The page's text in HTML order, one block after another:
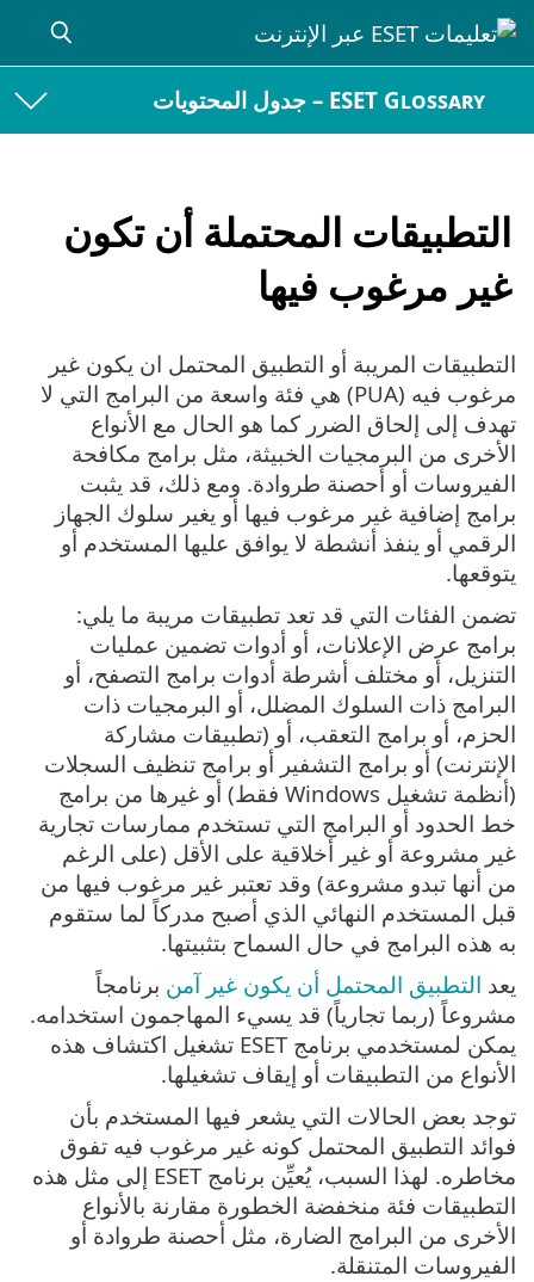
ESET Glossary – جدول المحتويات
التطبيقات المحتملة أن تكون
غير مرغوب فيها
التطبيقات المريبة أو التطبيق المحتمل ان يكون غير
مرغوب فيه (PUA) هي فئة واسعة من البرامج التي لا
تهدف إلى إلحاق الضرر كما هو الحال مع الأنواع
الأخرى من البرمجيات الخبيثة، مثل برامج مكافحة
الفيروسات أو أحصنة طروادة. ومع ذلك، قد يثبت
برامج إضافية غير مرغوب فيها أو يغير سلوك الجهاز
الرقمي أو ينفذ أنشطة لا يوافق عليها المستخدم أو
يتوقعها.
تضمن الفئات التي قد تعد تطبيقات مريبة ما يلي:
برامج عرض الإعلانات، أو أدوات تضمين عمليات
التنزيل، أو مختلف أشرطة أدوات برامج التصفح، أو
البرامج ذات السلوك المضلل، أو البرمجيات ذات
الحزم، أو برامج التعقب، أو (تطبيقات مشاركة
الإنترنت) أو برامج التشفير أو برامج تنظيف السجلات
(أنظمة تشغيل Windows فقط) أو غيرها من برامج
خط الحدود أو البرامج التي تستخدم ممارسات تجارية
غير مشروعة أو غير أخلاقية على الأقل (على الرغم
من أنها تبدو مشروعة) وقد تعتبر غير مرغوب فيها من
قبل المستخدم النهائي الذي أصبح مدركاً لما ستقوم
به هذه البرامج في حال السماح بتثبيتها.
يعد التطبيق المحتمل أن يكون غير آمن برنامجاً
مشروعاً (ربما تجارياً) قد يسيء المهاجمون استخدامه.
يمكن لمستخدمي برنامج ESET تشغيل اكتشاف هذه
الأنواع من التطبيقات أو إيقاف تشغيلها.
توجد بعض الحالات التي يشعر فيها المستخدم بأن
فوائد التطبيق المحتمل كونه غير مرغوب فيه تفوق
مخاطره. لهذا السبب، يُعيِّن برنامج ESET إلى مثل هذه
التطبيقات فئة منخفضة الخطورة مقارنة بالأنواع
الأخرى من البرامج الضارة، مثل أحصنة طروادة أو
الفيروسات المتنقلة.